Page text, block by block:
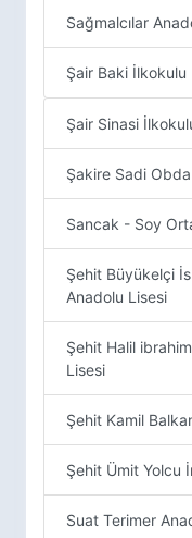
Sağmalcılar
Şair Baki İlkokulu
Şair Sinasi
Şakire Sadi
Sancak - Soy
Şehit Büyükelçi
Anadolu Lisesi
Şehit Halil
Lisesi
Şehit Kamil
Şehit Ümit Yolcu
Suat Terimer